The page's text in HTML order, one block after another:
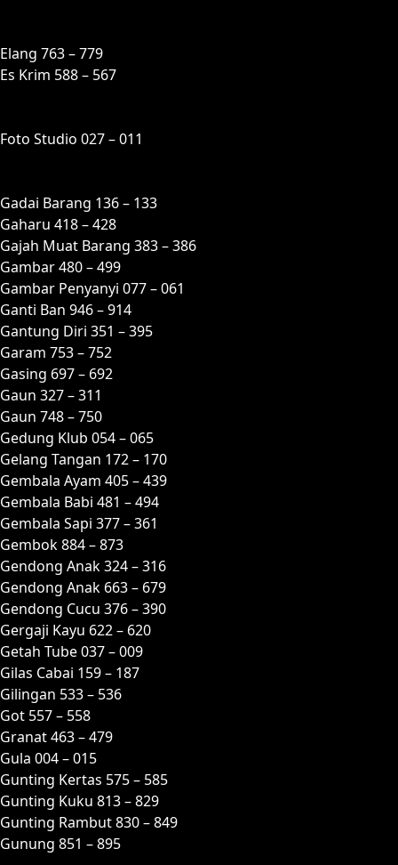
Elang 763 – 779
Es Krim 588 – 567
Foto Studio 027 – 011
Gadai Barang 136 – 133
Gaharu 418 – 428
Gajah Muat Barang 383 – 386
Gambar 480 – 499
Gambar Penyanyi 077 – 061
Ganti Ban 946 – 914
Gantung Diri 351 – 395
Garam 753 – 752
Gasing 697 – 692
Gaun 327 – 311
Gaun 748 – 750
Gedung Klub 054 – 065
Gelang Tangan 172 – 170
Gembala Ayam 405 – 439
Gembala Babi 481 – 494
Gembala Sapi 377 – 361
Gembok 884 – 873
Gendong Anak 324 – 316
Gendong Anak 663 – 679
Gendong Cucu 376 – 390
Gergaji Kayu 622 – 620
Getah Tube 037 – 009
Gilas Cabai 159 – 187
Gilingan 533 – 536
Got 557 – 558
Granat 463 – 479
Gula 004 – 015
Gunting Kertas 575 – 585
Gunting Kuku 813 – 829
Gunting Rambut 830 – 849
Gunung 851 – 895